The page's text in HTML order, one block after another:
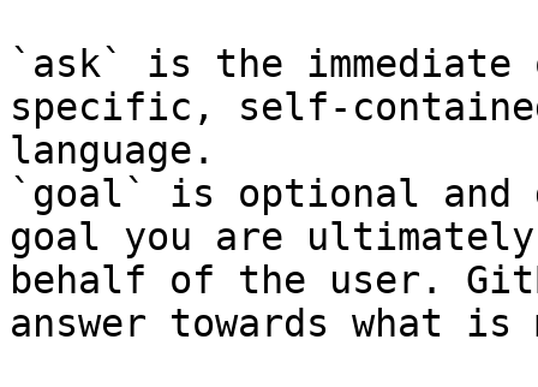
`ask` is the
specific, self-
language.
`goal` is optional and
goal you are
behalf of the user.
answer towards what